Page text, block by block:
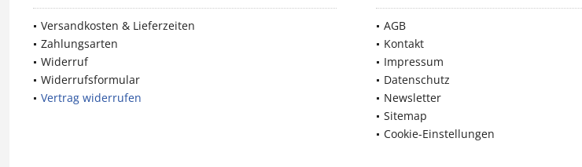
Versandkosten & Lieferzeiten
Zahlungsarten
Widerruf
Widerrufsformular
Vertrag widerrufen
AGB
Kontakt
Impressum
Datenschutz
Newsletter
Sitemap
Cookie-Einstellungen